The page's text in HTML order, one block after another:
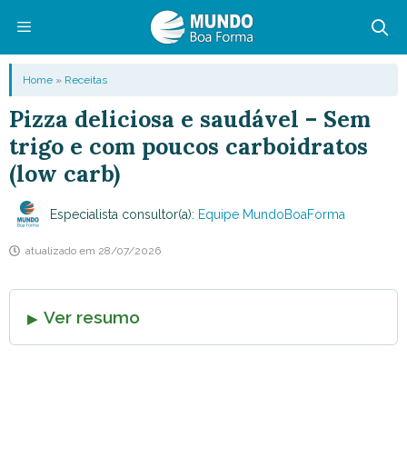
conteúdo
Menu
Home » Receitas
Pizza deliciosa e saudável – Sem
trigo e com poucos carboidratos
(low carb)
Especialista consultor(a): Equipe MundoBoaForma
atualizado em 28/07/2026
Ver resumo